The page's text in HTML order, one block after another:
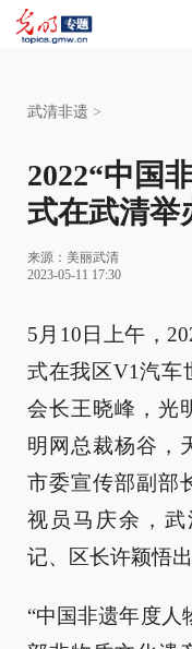
武清非遗 >
2022“中国
式在武清举
来源： 美丽武清
2023-05-11 17:30
5月10日上午，
式在我区V1汽车
会长王晓峰，光
明网总裁杨谷，
市委宣传部副部
视员马庆余，
记、区长许颖悟出
“中国非遗年度人